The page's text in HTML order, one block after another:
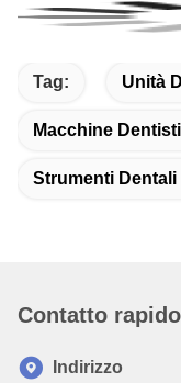
Tag: Unità
Macchine
Strumenti Dentali
Contatto rapido
Indirizzo